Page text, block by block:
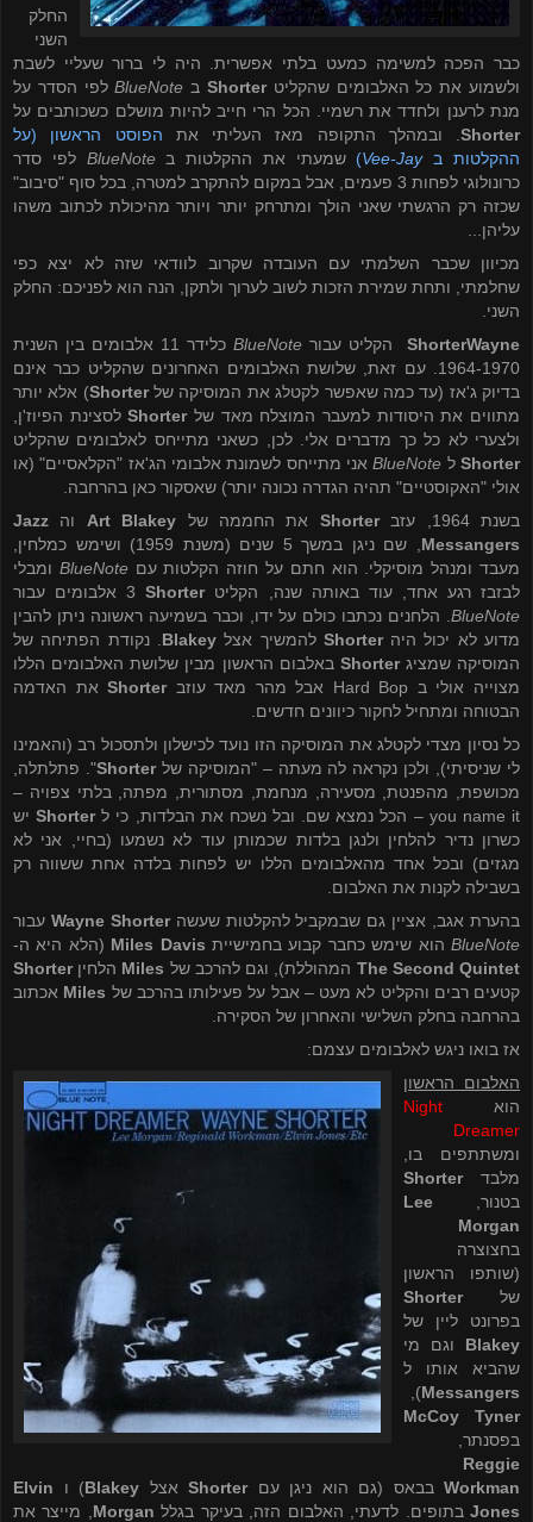
החלק
השני
כבר הפכה למשימה כמעט בלתי אפשרית. היה לי ברור שעליי לשבת
ולשמוע את כל האלבומים שהקליטShorterב BlueNoteלפי הסדר על
מנת לרענן ולחדד את רשמיי. הכל הרי חייב להיות מושלם כשכותבים על
Shorter . ובמהלך התקופה מאז העליתי את הפוסט הראשון (על
ההקלטות בVee-Jay
)שמעתי את ההקלטות בBlueNote לפי סדר
כרונולוגי לפחות 3 פעמים, אבל במקום להתקרב למטרה, בכל סוף "סיבוב"
שכזה רק הרגשתי שאני הולך ומתרחק יותר ויותר מהיכולת לכתוב משהו
עליהן...
מכיוון שכבר השלמתי עם העובדה שקרוב לוודאי שזה לא יצא כפי
שחלמתי, ותחת שמירת הזכות לשוב לערוך ולתקן, הנה הוא לפניכם: החלק
השני.
Wayne
Shorter הקליט עבור BlueNote
כלידר 11 אלבומים בין השנית
1964-1970. עם זאת, שלושת האלבומים האחרונים שהקליט כבר אינם
בדיוק ג'אז (עד כמה שאפשר לקטלג את המוסיקה שלShorter) אלא יותר
מתווים את היסודות למעבר המוצלח מאד שלShorterלסצינת הפיוז'ן,
ולצערי לא כל כך מדברים אלי. לכן, כשאני מתייחס לאלבומים שהקליט
Shorterל BlueNoteאני מתייחס לשמונת אלבומי הג'אז "הקלאסיים" (או
אולי "האקוסטיים" תהיה הגדרה נכונה יותר) שאסקור כאן בהרחבה.
בשנת 1964, עזב
Shorter את החממה של Art Blakey וה Jazz
Messangers
, שם ניגן במשך 5 שנים (משנת 1959) ושימש כמלחין,
מעבד ומנהל מוסיקלי. הוא חתם על חוזה הקלטות עםBlueNote ומבלי
לבזבז רגע אחד, עוד באותה שנה, הקליטShorter3 אלבומים עבור
BlueNote . הלחנים נכתבו כולם על ידו, וכבר בשמיעה ראשונה ניתן להבין
מדוע לא יכול היהShorter להמשיך אצלBlakey . נקודת הפתיחה של
המוסיקה שמציגShorter באלבום הראשון מבין שלושת האלבומים הללו
מצוייה אולי ב Hard Bop אבל מהר מאד עוזבShorterאת האדמה
הבטוחה ומתחיל לחקור כיוונים חדשים.
כל נסיון מצדי לקטלג את המוסיקה הזו נועד לכישלון ולתסכול רב (והאמינו
לי שניסיתי), ולכן נקראה לה מעתה – "המוסיקה שלShorter". פתלתלה,
מכושפת, מהפנטת, מסעירה, מנחמת, מסתורית, מפתה, בלתי צפויה –
you name it – הכל נמצא שם. ובל נשכח את הבלדות, כי לShorterיש
כשרון נדיר להלחין ולנגן בלדות שכמותן עוד לא נשמעו (בחיי, אני לא
מגזים) ובכל אחד מהאלבומים הללו יש לפחות בלדה אחת ששווה רק
בשבילה לקנות את האלבום.
בהערת אגב, אציין גם שבמקביל להקלטות שעשהWayne Shorter עבור
BlueNoteהוא שימש כחבר קבוע בחמישיית Miles Davis (הלא היא ה-
The Second Quintet המהוללת), וגם להרכב של Miles הלחיןShorter
קטעים רבים והקליט לא מעט – אבל על פעילותו בהרכב של Miles אכתוב
בהרחבה בחלק השלישי והאחרון של הסקירה.
אז בואו ניגש לאלבומים עצמם:
האלבום הראשון
הוא Night
Dreamer
ומשתתפים בו,
מלבדShorter
בטנור, Lee
Morgan
בחצוצרה
(שותפו הראשון
שלShorter
בפרונט ליין של
Blakey וגם מי
שהביא אותו ל
Messangers
),
McCoy Tyner
בפסנתר,
Reggie
Workman בבאס (גם הוא ניגן עםShorter אצל Blakey) ו Elvin
Jonesבתופים. לדעתי, האלבום הזה, בעיקר בגלל Morgan , מייצר את